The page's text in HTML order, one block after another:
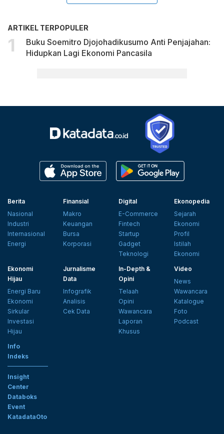
ARTIKEL TERPOPULER
Buku Soemitro Djojohadikusumo Anti Penjajahan:
Hidupkan Lagi Ekonomi Pancasila
Berita
Nasional
Industri
Internasional
Energi
Finansial
Makro
Keuangan
Bursa
Korporasi
Digital
E-Commerce
Fintech
Startup
Gadget
Teknologi
Ekonopedia
Sejarah
Ekonomi
Profil
Istilah
Ekonomi
Ekonomi
Hijau
Energi Baru
Ekonomi
Sirkular
Investasi
Hijau
Jurnalisme
Data
Infografik
Analisis
Cek Data
In-Depth &
Opini
Telaah
Opini
Wawancara
Laporan
Khusus
Video
News
Wawancara
Katalogue
Foto
Podcast
Info
Indeks
Insight
Center
Databoks
Event
KatadataOto